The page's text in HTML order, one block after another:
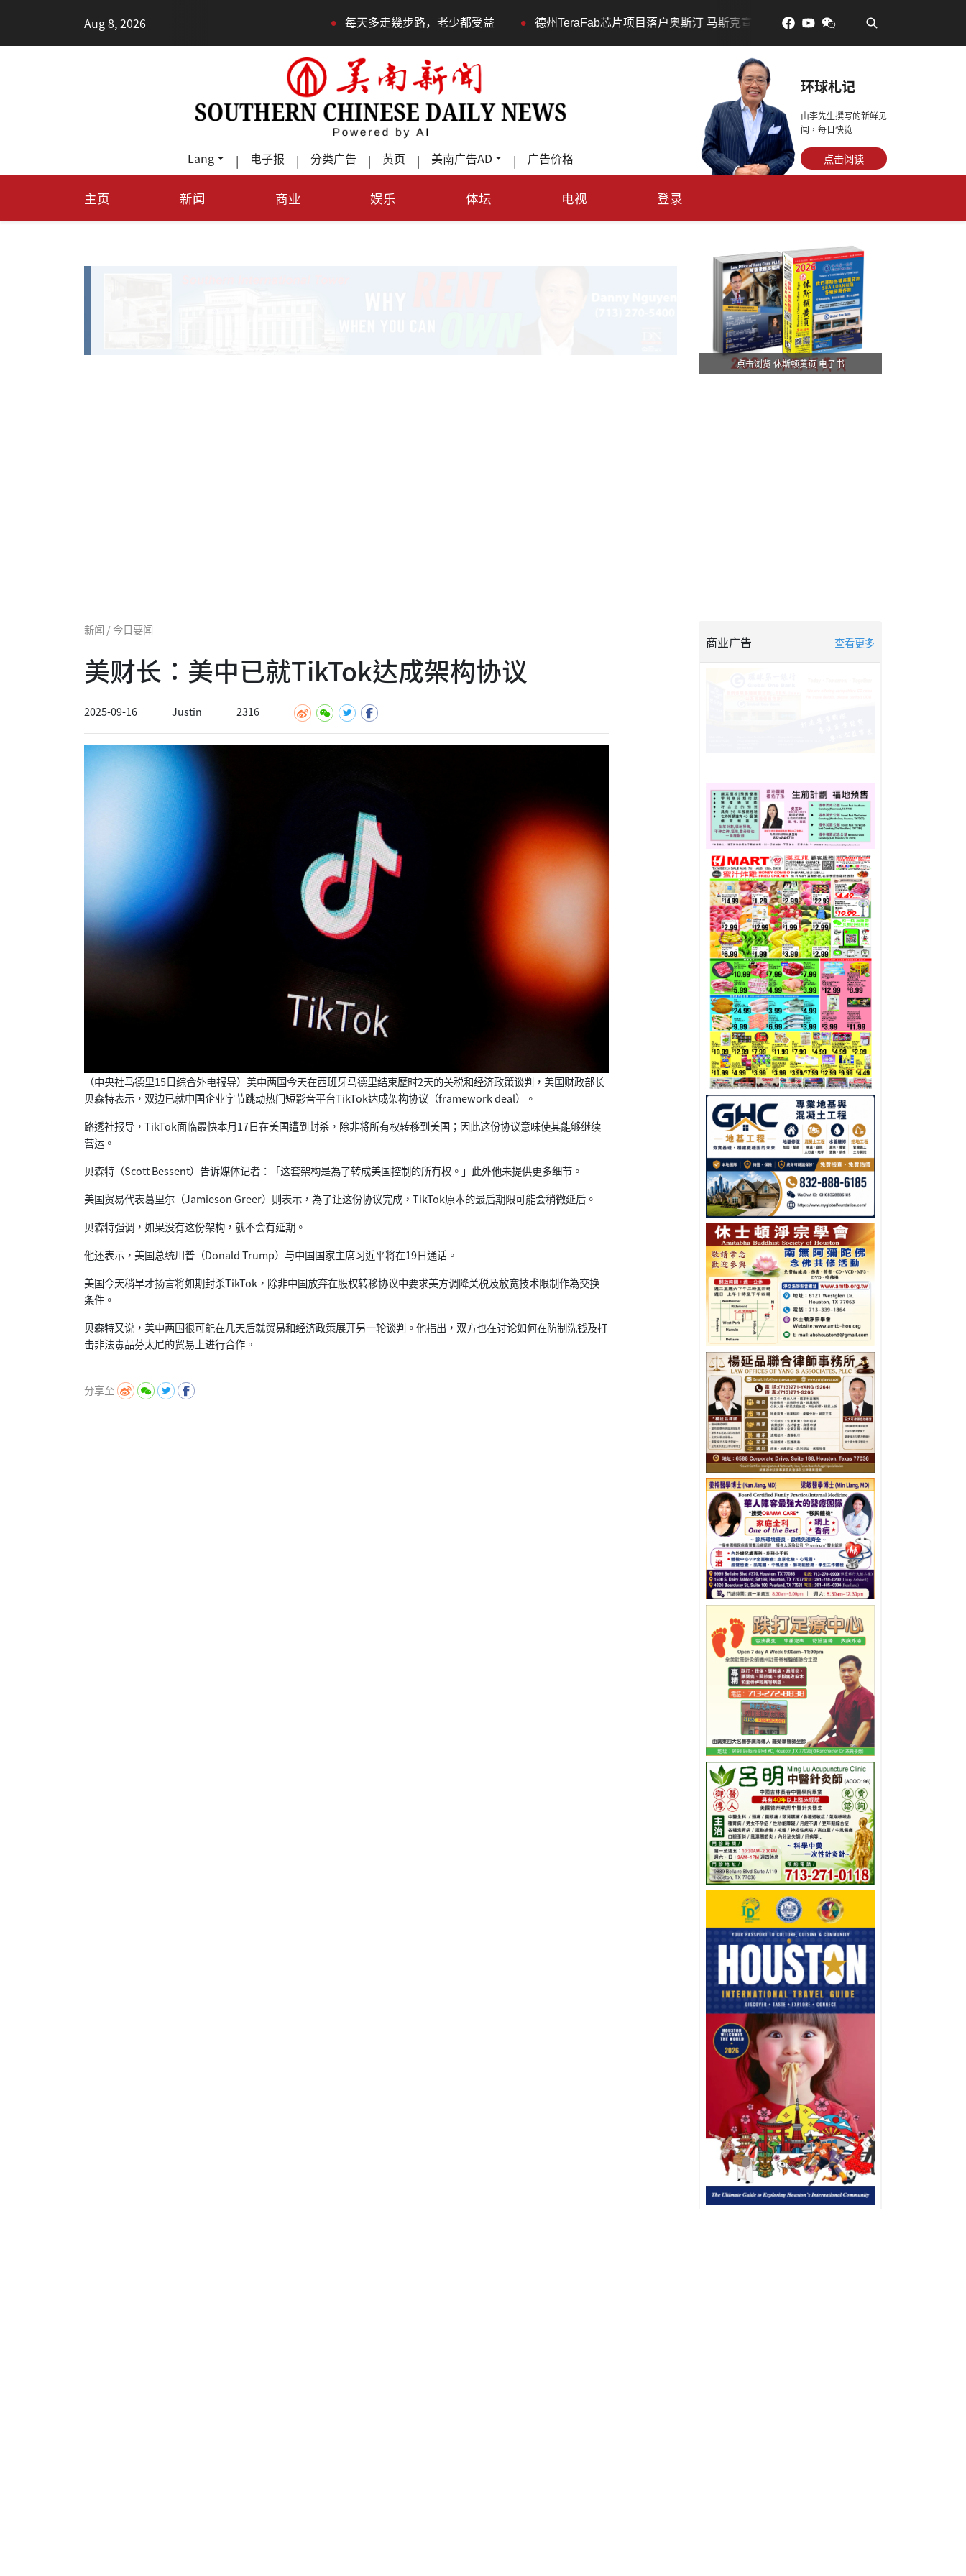
Aug 8, 2026 每天多走幾步路，老少都受益 • 德州TeraFab芯片项目落户奥斯汀 马斯克宣布投资200亿美元建设AI芯片制造基地
Lang | 电子报 | 分类广告 | 黄页 | 美南广告AD | 广告价格
环球札记
由李先生撰写的新鲜见
闻，每日快览
点击阅读
主页 新闻 商业 娱乐 体坛 电视 登录
点击浏览 休斯顿黄页 电子书
新闻 / 今日要闻
美财长：美中已就TikTok达成架构协议
2025-09-16 Justin 2316
（中央社马德里15日综合外电报导） 美中两国今天在西班牙马德里结束歷时2天的关税和经济政策谈判， 美国财政部长
贝森特表示， 双边已就中国企业字节跳动热门短影音平台TikTok达成架构协议（framework deal）。
路透社报导，TikTok面临最快本月17日在美国遭到封杀， 除非将所有权转移到美国；因此这份协议意味使其能够继续
营运。
贝森特（Scott Bessent）告诉媒体记者：「这套架构是為了转成美国控制的所有权。」此外他未提供更多细节。
美国贸易代表葛里尔（Jamieson Greer）则表示，為了让这份协议完成， TikTok原本的最后期限可能会稍微延后。
贝森特强调，如果没有这份架构，就不会有延期。
他还表示，美国总统川普（Donald Trump）与中国国家主席习近平将在19日通话。
美国今天稍早才扬言将如期封杀TikTok， 除非中国放弃在股权转移协议中要求美方调降关税及放宽技术限制作為交换
条件。
贝森特又说， 美中两国很可能在几天后就贸易和经济政策展开另一轮谈判。他指出， 双方也在讨论如何在防制洗钱及打
击非法毒品芬太尼的贸易上进行合作。
分享至
商业广告 查看更多